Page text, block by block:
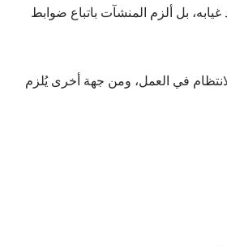
بل ألزم المنشآت باتباع ضوابط
في العمل، ومن جهة أخرى يُلزم